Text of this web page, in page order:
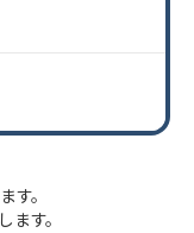
す。
す。